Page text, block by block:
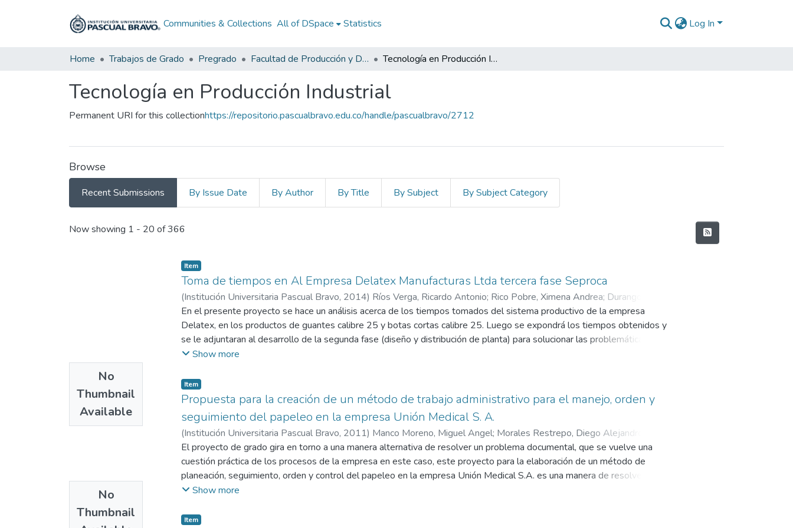
Communities & Collections All of DSpace Statistics Log In
Home Trabajos de Grado Pregrado Facultad de Producción y Diseño Tecnología en Producción Industrial
Tecnología en Producción Industrial
Permanent URI for this collectionhttps://repositorio.pascualbravo.edu.co/handle/pascualbravo/2712
Browse
Recent Submissions By Issue Date By Author By Title By Subject By Subject Category
Recent Submissions
Now showing 1 - 20 of 366
No
Thumbnail
Available
Item
Toma de tiempos en Al Empresa Delatex Manufacturas Ltda tercera fase Seproca
(Institución Universitaria Pascual Bravo, 2014) Ríos Verga, Ricardo Antonio; Rico Pobre, Ximena Andrea; Durango
Marín, José Alejandro
En el presente proyecto se hace un análisis acerca de los tiempos tomados del sistema productivo de la empresa
Delatex, en los productos de guantes calibre 25 y botas cortas calibre 25. Luego se expondrá los tiempos obtenidos y
se le adjuntaran al desarrollo de la segunda fase (diseño y distribución de planta) para solucionar las problemáticas
identificadas durante la investigación realizada. Se establece como punto de partida, el evidente problema con la
casa, lo que implica la existencia de múltiples restricciones a la hora de llevar a cabo las actividades productivas que le
competen a la empresa, es por eso que cabe anotar que la toma de tiempos y la medida del trabajo que se desarrolla
en esta etapa es única y exclusivamente del diseño de planta que hay actualmente en la empresa. Dentro de estas
restricciones se identifican principalmente, y mediante la observación, un flujo de producción ineficiente y múltiples
riesgos de accidentes laborales, también se observo la variabilidad y fluctuación que tienen los tiempos de operación
dependiendo de la persona que esta operando en el momento.
Show more
No
Thumbnail
Item
Propuesta para la creación de un método de trabajo administrativo para el manejo, orden y
seguimiento del papeleo en la empresa Unión Medical S. A.
(Institución Universitaria Pascual Bravo, 2011) Manco Moreno, Miguel Angel; Morales Restrepo, Diego Alejandro
Gómez Zapata, Walter Alexander
El proyecto de grado gira en torno a una manera alternativa de resolver un problema documental, que se vuelve una
cuestión práctica de los procesos de la empresa en este caso, este proyecto para la elaboración de un método de
planeación, seguimiento, orden y control del papeleo en la empresa Unión Medical S.A. es una manera de resolver
desde una interrogante la ausencia de documentación un problema que gira en torno al descontrol de datos no concisos
planeación y programación de los recursos existentes para cualquier organización, mediante la creación de alternativas
Show more
Item